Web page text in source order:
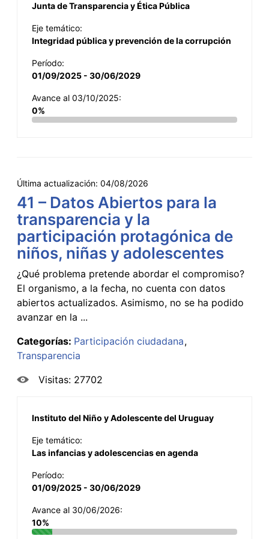
Junta de Transparencia y Ética Pública
Eje temático:
Integridad pública y prevención de la corrupción
Período:
01/09/2025 - 30/06/2029
Avance al 03/10/2025:
0%
Última actualización: 04/08/2026
41 – Datos Abiertos para la
transparencia y la
participación protagónica de
niños, niñas y adolescentes
¿Qué problema pretende abordar el compromiso?
El organismo, a la fecha, no cuenta con datos
abiertos actualizados. Asimismo, no se ha podido
avanzar en la ...
Categorías: Participación ciudadana
Transparencia
Visitas: 27702
Instituto del Niño y Adolescente del Uruguay
Eje temático:
Las infancias y adolescencias en agenda
Período:
01/09/2025 - 30/06/2029
Avance al 30/06/2026:
10%